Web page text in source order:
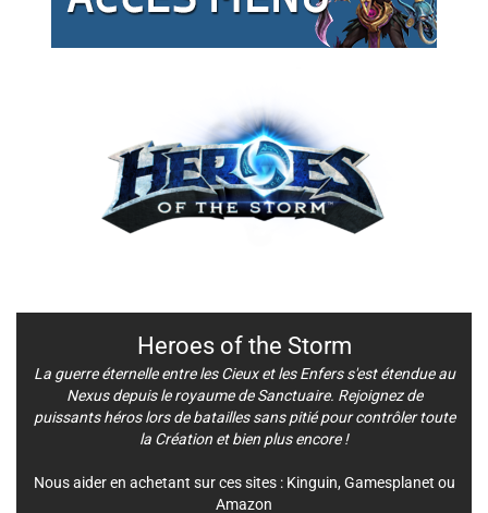
Heroes of the Storm
La guerre éternelle entre les Cieux et les Enfers s'est étendue au
Nexus depuis le royaume de Sanctuaire. Rejoignez de
puissants héros lors de batailles sans pitié pour contrôler toute
la Création et bien plus encore !
Nous aider en achetant sur ces sites : Kinguin, Gamesplanet ou
Amazon